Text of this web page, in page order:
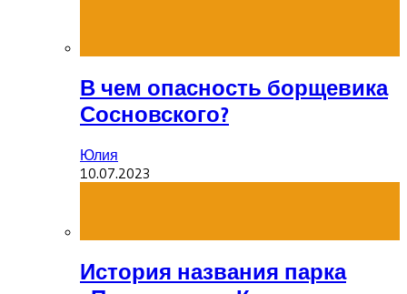
В чем опасность борщевика
Сосновского?
Юлия
10.07.2023
История названия парка